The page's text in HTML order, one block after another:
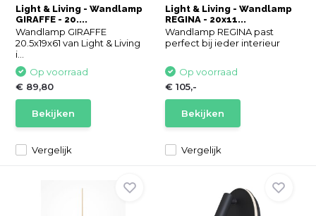
Light & Living - Wandlamp
GIRAFFE - 20....
Wandlamp GIRAFFE
20.5x19x61 van Light & Living
i...
Vergelijk
Op voorraad
€ 89,80
Bekijken
Light & Living - Wandlamp
REGINA - 20x11...
Wandlamp REGINA past
perfect bij ieder interieur
Vergelijk
Op voorraad
€ 105,-
Bekijken